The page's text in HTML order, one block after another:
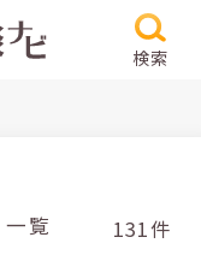
検索
一覧 131件